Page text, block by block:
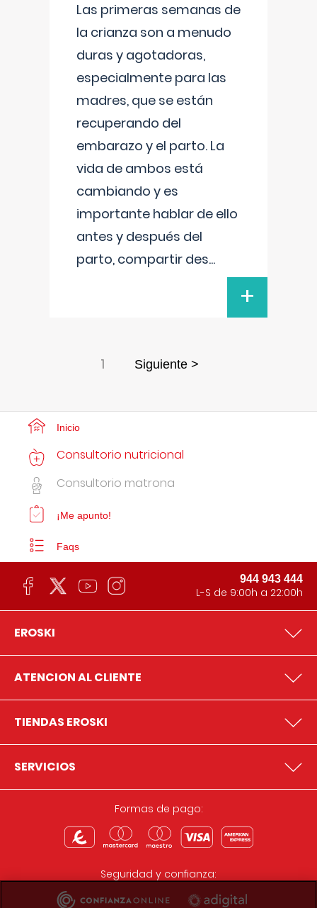
Las primeras semanas de
la crianza son a menudo
duras y agotadoras,
especialmente para las
madres, que se están
recuperando del
embarazo y el parto. La
vida de ambos está
cambiando y es
importante hablar de ello
antes y después del
parto, compartir des...
+
1 Siguiente >
Inicio
Consultorio nutricional
Consultorio matrona
¡Me apunto!
Faqs
944 943 444
L-S de 9:00h a 22:00h
EROSKI
ATENCION AL CLIENTE
TIENDAS EROSKI
SERVICIOS
Formas de pago:
Seguridad y confianza: